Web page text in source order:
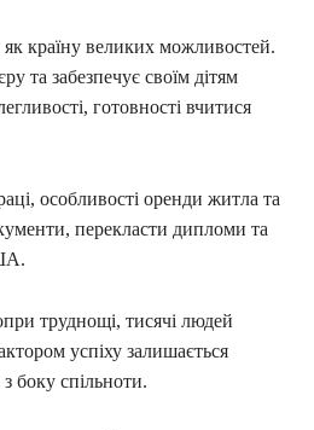
країну великих можливостей.
та забезпечує своїм дітям
готовності вчитися
особливості оренди житла та
перекласти дипломи та
труднощі, тисячі людей
успіху залишається
боку спільноти.